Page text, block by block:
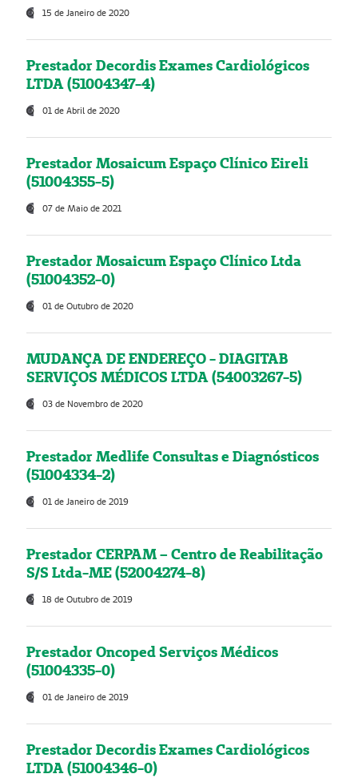
15 de Janeiro de 2020
Prestador Decordis Exames Cardiológicos
LTDA (51004347-4)
01 de Abril de 2020
Prestador Mosaicum Espaço Clínico Eireli
(51004355-5)
07 de Maio de 2021
Prestador Mosaicum Espaço Clínico Ltda
(51004352-0)
01 de Outubro de 2020
MUDANÇA DE ENDEREÇO - DIAGITAB
SERVIÇOS MÉDICOS LTDA (54003267-5)
03 de Novembro de 2020
Prestador Medlife Consultas e Diagnósticos
(51004334-2)
01 de Janeiro de 2019
Prestador CERPAM – Centro de Reabilitação
S/S Ltda-ME (52004274-8)
18 de Outubro de 2019
Prestador Oncoped Serviços Médicos
(51004335-0)
01 de Janeiro de 2019
Prestador Decordis Exames Cardiológicos
LTDA (51004346-0)